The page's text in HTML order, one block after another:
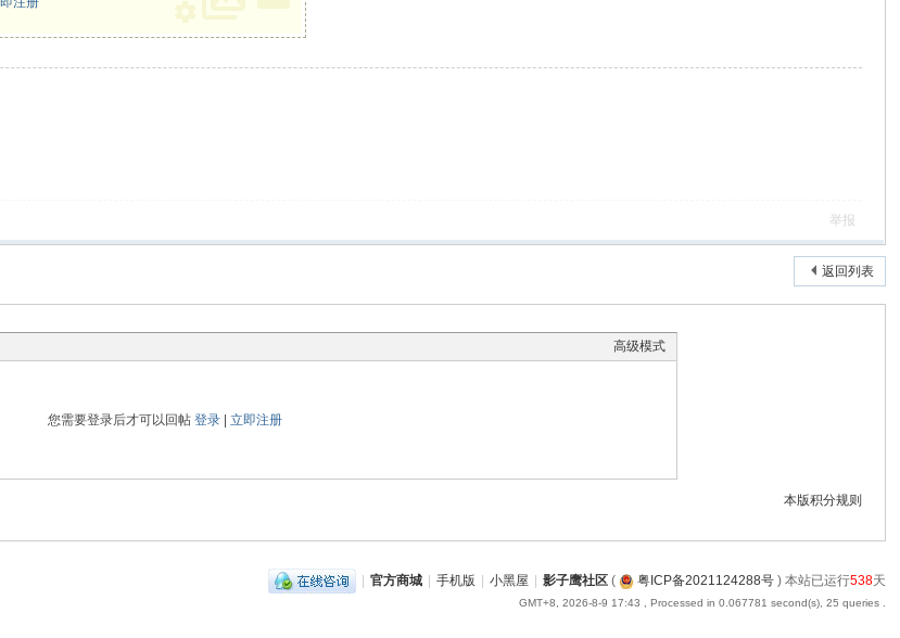
举报
返回列表
高级模式
您需要登录后才可以回帖登录 |立即注册
本版积分规则
| 官方商城 | 手机版 | 小黑屋 | 影子鹰社区( 粤ICP备2021124288号) 本站已运行538天
GMT+8, 2026-8-9 17:43 , Processed in 0.067781 second(s), 25 queries .